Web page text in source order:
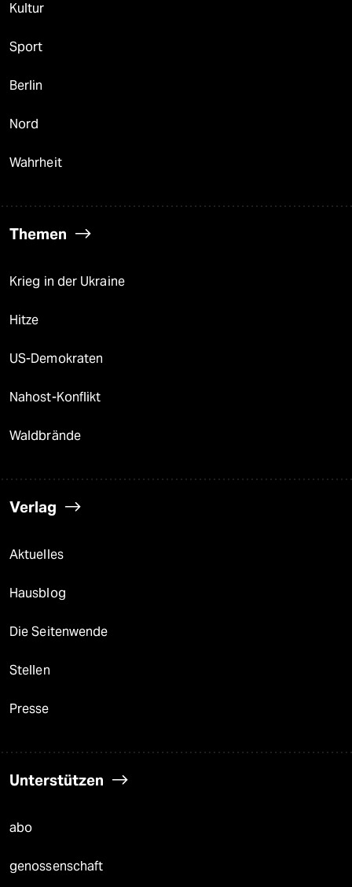
Kultur
Sport
Berlin
Nord
Wahrheit
Themen
Krieg in der Ukraine
Hitze
US-Demokraten
Nahost-Konflikt
Waldbrände
Verlag
Aktuelles
Hausblog
Die Seitenwende
Stellen
Presse
Unterstützen
abo
genossenschaft